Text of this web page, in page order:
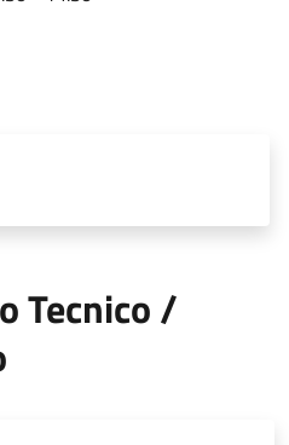
Tecnico /